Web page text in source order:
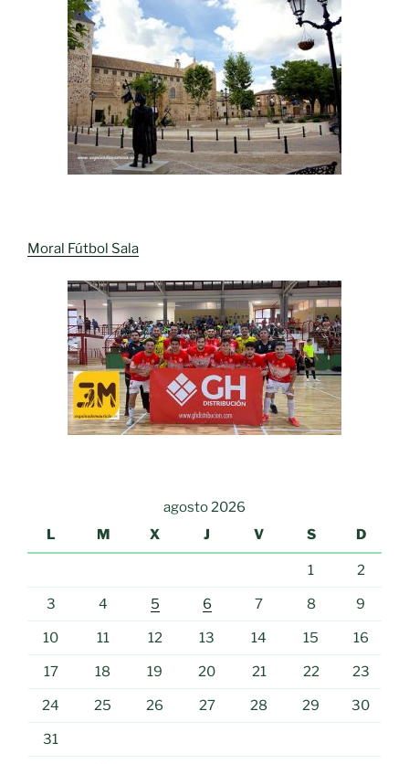
Moral Fútbol Sala
agosto 2026
L
M X J V S D
1 2
3 4 5 6 7 8 9
10 11 12 13 14 15 16
17 18 19 20 21 22 23
24 25 26 27 28 29 30
31